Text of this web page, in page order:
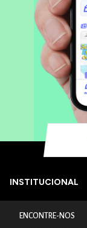
INSTITUCIONAL
ENCONTRE-NOS